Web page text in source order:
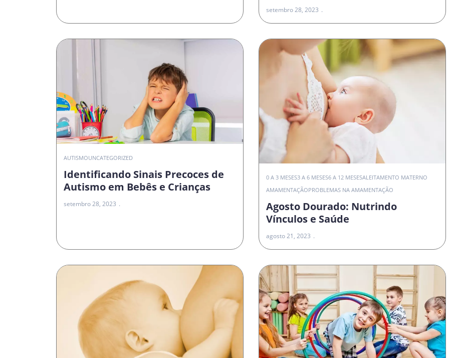
setembro 28, 2023
AUTISMOUNCATEGORIZED
Identificando Sinais Precoces de
Autismo em Bebês e Crianças
setembro 28, 2023
0 A 3 MESES3 A 6 MESES6 A 12 MESESALEITAMENTO MATERNO
AMAMENTAÇÃOPROBLEMAS NA AMAMENTAÇÃO
Agosto Dourado: Nutrindo
Vínculos e Saúde
agosto 21, 2023